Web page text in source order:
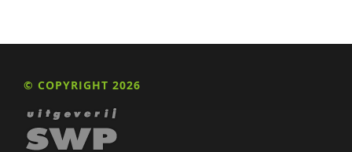
© COPYRIGHT 2026